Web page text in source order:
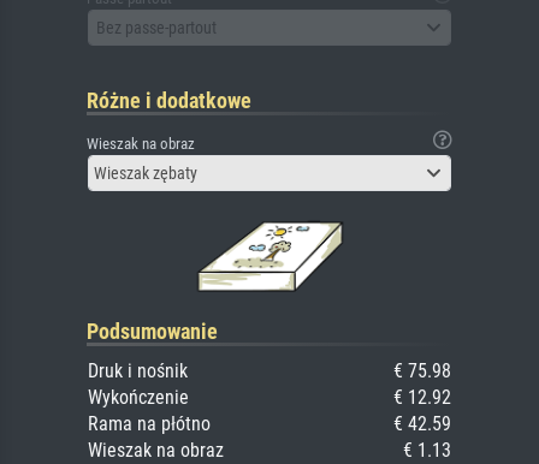
Bez passe-partout
Różne i dodatkowe
Wieszak na obraz
Wieszak zębaty
Podsumowanie
Druk i nośnik
€ 75.98
Wykończenie
€ 12.92
Rama na płótno
€ 42.59
Wieszak na obraz
€ 1.13